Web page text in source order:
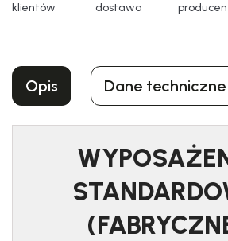
klientów
dostawa
Opis Dane techniczne